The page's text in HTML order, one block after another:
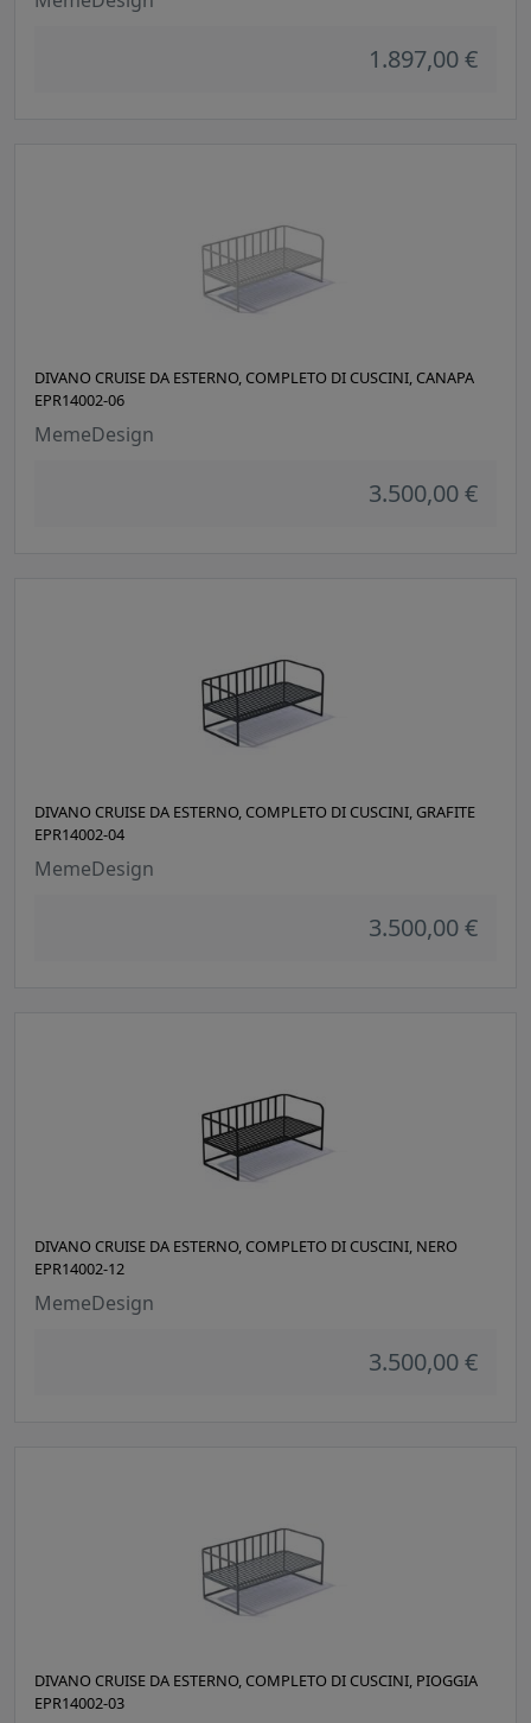
1.897,00 €
DIVANO CRUISE DA ESTERNO, COMPLETO DI CUSCINI, CANAPA
EPR14002-06
MemeDesign
3.500,00 €
DIVANO CRUISE DA ESTERNO, COMPLETO DI CUSCINI, GRAFITE
EPR14002-04
MemeDesign
3.500,00 €
DIVANO CRUISE DA ESTERNO, COMPLETO DI CUSCINI, NERO
EPR14002-12
MemeDesign
3.500,00 €
DIVANO CRUISE DA ESTERNO, COMPLETO DI CUSCINI, PIOGGIA
EPR14002-03